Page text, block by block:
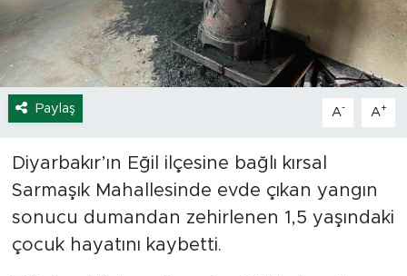
Paylaş A- A+
Diyarbakır’ın Eğil ilçesine bağlı kırsal
Sarmaşık Mahallesinde evde çıkan yangın
sonucu dumandan zehirlenen 1,5 yaşındaki
çocuk hayatını kaybetti.
Ekonomi
Hava Durumu
Tavz Der